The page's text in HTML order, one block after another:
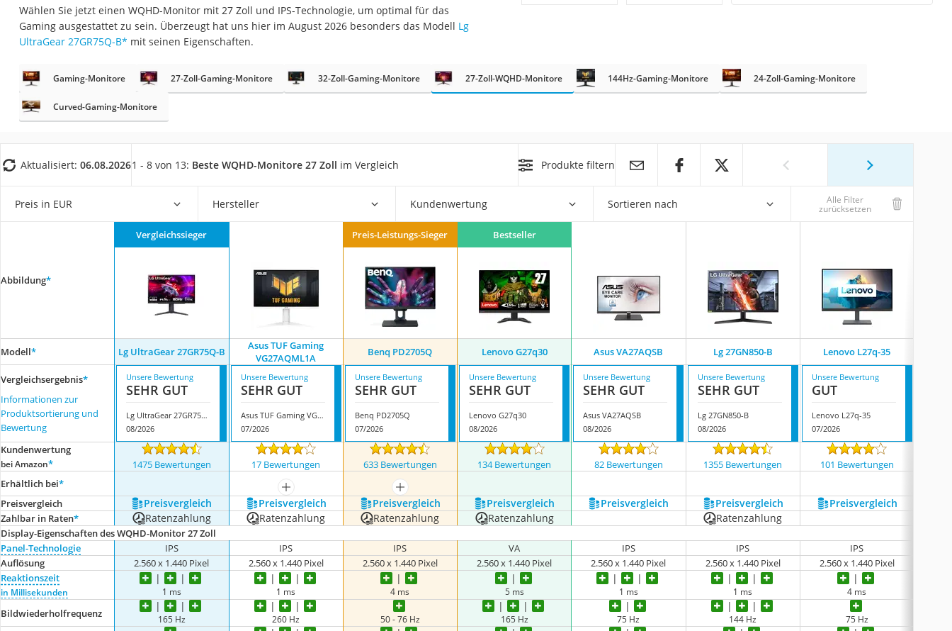
Powerstation mit Solarpanel
Gaming-PC
17-Zoll-Laptop
Tablets unter 200 Euro
Lichtwecker
Wählen Sie jetzt einen WQHD-Monitor mit 27 Zoll und IPS-Technologie, um optimal für das
Gaming ausgestattet zu sein. Überzeugt hat uns hier im August 2026 besonders das Modell Lg
UltraGear 27GR75Q-B* mit seinen Eigenschaften.
Gaming-Monitore 27-Zoll-Gaming-Monitore 32-Zoll-Gaming-Monitore 27-Zoll-WQHD-Monitore 144Hz-Gaming-Monitore 24-Zoll-Gaming-Monitore
Curved-Gaming-Monitore
Aktualisiert: 06.08.20261 - 8 von 13: Beste WQHD-Monitore 27 Zoll im Vergleich Produkte filtern
Preis in EUR Hersteller Kundenwertung Sortieren nach Alle Filter
zurücksetzen
Abbildung*
Vergleichssieger Preis-Leistungs-Sieger Bestseller
Modell* Lg UltraGear 27GR75Q-B
Asus TUF Gaming
VG27AQML1A
Benq PD2705Q Lenovo G27q30 Asus VA27AQSB Lg 27GN850-B Lenovo L27q-35
Vergleichsergebnis*
Informationen zur
Produktsortierung und
Bewertung
Unsere Bewertung
SEHR GUT
Lg UltraGear 27GR75Q-B
08/2026
Unsere Bewertung
SEHR GUT
Asus TUF Gaming VG27AQML1A
07/2026
Unsere Bewertung
SEHR GUT
Benq PD2705Q
07/2026
Unsere Bewertung
SEHR GUT
Lenovo G27q30
08/2026
Unsere Bewertung
SEHR GUT
Asus VA27AQSB
08/2026
Unsere Bewertung
SEHR GUT
Lg 27GN850-B
08/2026
Unsere Bewertung
GUT
Lenovo L27q-35
07/2026
Kundenwertung
bei Amazon* 1475 Bewertungen 17 Bewertungen 633 Bewertungen 134 Bewertungen 82 Bewertungen 1355 Bewertungen 101 Bewertungen
Erhältlich bei*
mehr anzeigen
mehr anzeigen
Preis­vergleich
Preis­vergleich Preis­vergleich Preis­vergleich Preis­vergleich Preis­vergleich Preis­vergleich Preis­vergleich
Zahlbar in Raten* Ratenzahlung Ratenzahlung Ratenzahlung Ratenzahlung Ratenzahlung
Display-Eigenschaften des WQHD-Monitor 27 Zoll
Panel-Technologie
IPS IPS IPS VA IPS IPS
IPS
Auflösung
2.560 x 1.440 Pixel 2.560 x 1.440 Pixel 2.560 x 1.440 Pixel 2.560 x 1.440 Pixel 2.560 x 1.440 Pixel 2.560 x 1.440 Pixel 2.560 x 1.440 Pixel
Reaktionszeit
in Millisekunden 1 ms 1 ms 4 ms 5 ms 1 ms 1 ms 4 ms
Bildwiederholfrequenz 165 Hz 260 Hz 50 - 76 Hz 165 Hz 75 Hz 144 Hz 75 Hz